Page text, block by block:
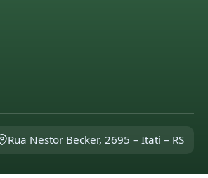
Rua Nestor Becker, 2695 – Itati – RS